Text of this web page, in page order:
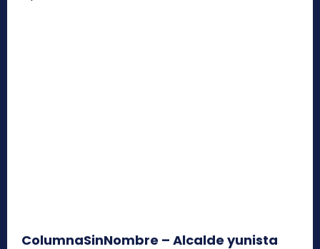
ColumnaSinNombre – Alcalde yunista